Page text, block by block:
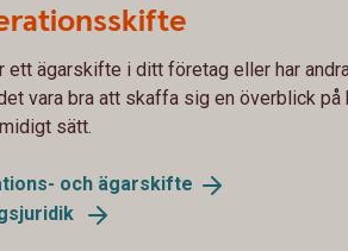
ett ägarskifte i ditt företag eller har
vara bra att skaffa sig en överblick på
sätt.
och ägarskifte